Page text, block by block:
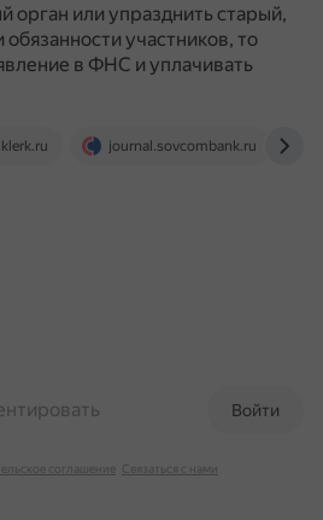
орган или упразднить старый,
участников, то
в ФНС и уплачивать
journal.sovcombank.ru
Войти
соглашение Связаться с нами